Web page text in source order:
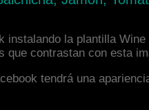
instalando la plantilla
que contrastan con esta
tendrá una